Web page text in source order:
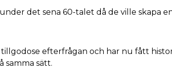
det sena 60-talet då de ville skapa
efterfrågan och har nu fått
samma sätt.